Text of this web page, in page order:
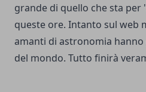
grande di quello che sta per
queste ore. Intanto sul web
amanti di astronomia
del mondo. Tutto finirà